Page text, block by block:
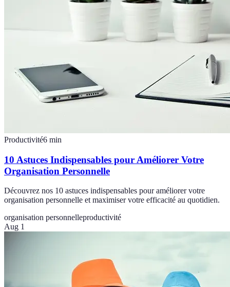
Productivité6 min
10 Astuces Indispensables pour Améliorer Votre
Organisation Personnelle
Découvrez nos 10 astuces indispensables pour améliorer votre
organisation personnelle et maximiser votre efficacité au quotidien.
organisation personnelleproductivité
Aug 1